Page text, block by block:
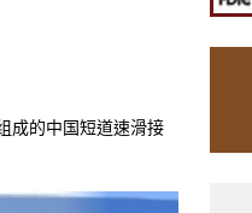
成的中国短道速滑接